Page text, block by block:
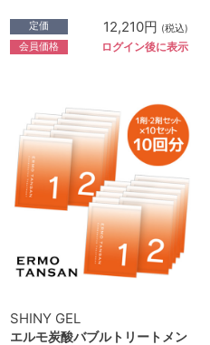
定価 12,210円 (税込)
会員価格 ログイン後に表示
SHINY GEL
エルモ炭酸バブルトリートメン